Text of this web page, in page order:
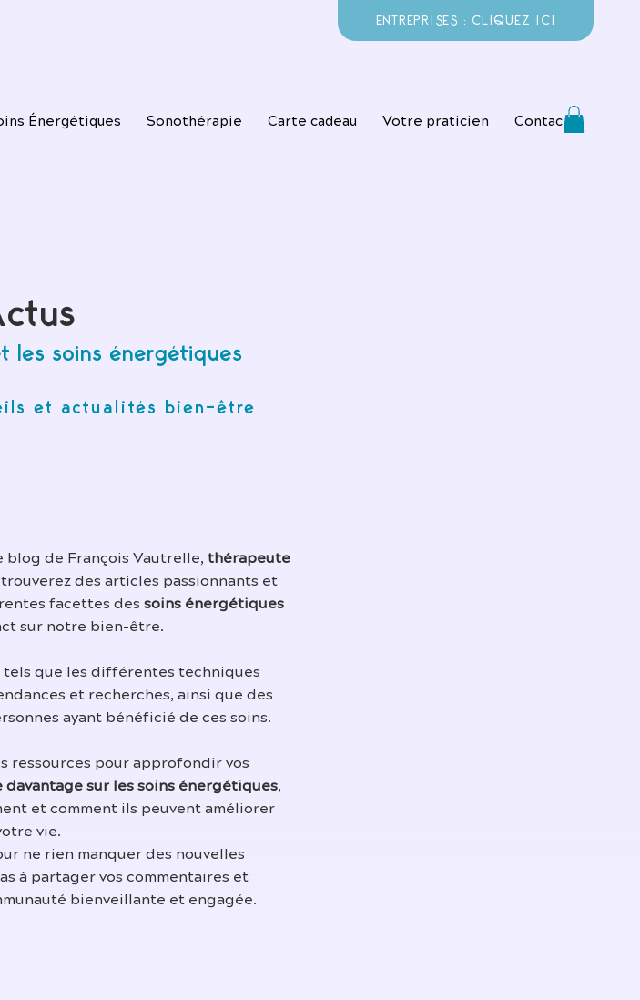
ENTREPRISES : CLIQUEZ ICI
Énergétiques Sonothérapie Carte cadeau Votre praticien Contact
les soins énergétiques
et actualités bien-être
blog de François Vautrelle, thérapeute
trouverez des articles passionnants et
facettes des soins énergétiques
sur notre bien-être.
que les différentes techniques
et recherches, ainsi que des
ayant bénéficié de ces soins.
ressources pour approfondir vos
sur les soins énergétiques,
et comment ils peuvent améliorer
vie.
ne rien manquer des nouvelles
à partager vos commentaires et
bienveillante et engagée.